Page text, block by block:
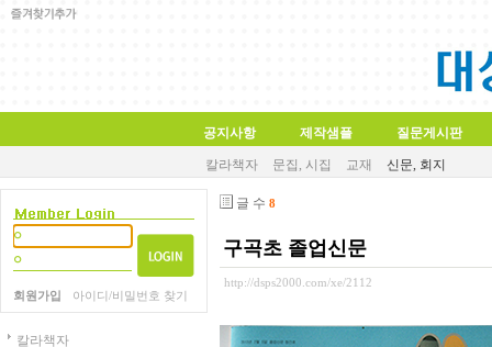
공지사항 제작샘플 질문게시판
칼라책자 문집, 시집 교재 신문, 회지
회원가입 아이디/비밀번호 찾기
칼라책자
글 수 8
구곡초 졸업신문
http://dsps2000.com/xe/2112